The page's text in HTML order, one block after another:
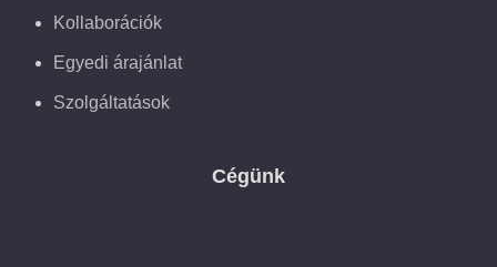
Kollaborációk
Egyedi árajánlat
Szolgáltatások
Cégünk